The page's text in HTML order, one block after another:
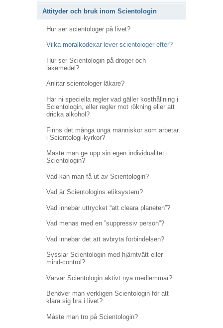
Attityder och bruk inom Scientologin
Hur ser scientologer på livet?
Vilka moralkodexar lever scientologer efter?
Hur ser Scientologin på droger och
läkemedel?
Anlitar scientologer läkare?
Har ni speciella regler vad gäller kosthållning i
Scientologin, eller regler mot rökning eller att
dricka alkohol?
Finns det många unga människor som arbetar
i Scientologi-kyrkor?
Måste man ge upp sin egen individualitet i
Scientologin?
Vad kan man få ut av Scientologin?
Vad är Scientologins etiksystem?
Vad innebär uttrycket “att cleara planeten”?
Vad menas med en ”suppressiv person”?
Vad innebär det att avbryta förbindelsen?
Sysslar Scientologin med hjärntvätt eller
mind-control?
Värvar Scientologin aktivt nya medlemmar?
Behöver man verkligen Scientologin för att
klara sig bra i livet?
Måste man tro på Scientologin?